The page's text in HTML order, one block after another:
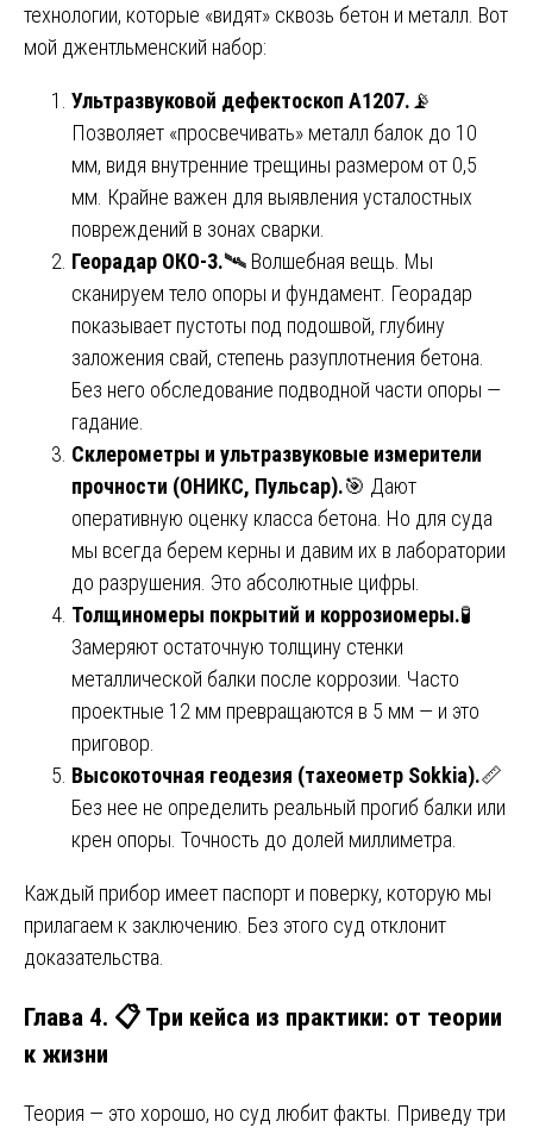
технологии, которые «видят» сквозь бетон и металл. Вот
мой джентльменский набор:
Ультразвуковой дефектоскоп A1207. 📡
Позволяет «просвечивать» металл балок до 10
мм, видя внутренние трещины размером от 0,5
мм. Крайне важен для выявления усталостных
повреждений в зонах сварки.
Георадар ОКО-3.🛰️ Волшебная вещь. Мы
сканируем тело опоры и фундамент. Георадар
показывает пустоты под подошвой, глубину
заложения свай, степень разуплотнения бетона.
Без него обследование подводной части опоры —
гадание.
Склерометры и ультразвуковые измерители
прочности (ОНИКС, Пульсар).🎯 Дают
оперативную оценку класса бетона. Но для суда
мы всегда берем керны и давим их в лаборатории
до разрушения. Это абсолютные цифры.
Толщиномеры покрытий и коррозиомеры.🧪
Замеряют остаточную толщину стенки
металлической балки после коррозии. Часто
проектные 12 мм превращаются в 5 мм — и это
приговор.
Высокоточная геодезия (тахеометр Sokkia).📏
Без нее не определить реальный прогиб балки или
крен опоры. Точность до долей миллиметра.
Каждый прибор имеет паспорт и поверку, которую мы
прилагаем к заключению. Без этого суд отклонит
доказательства.
Глава 4. 📋 Три кейса из практики: от теории
к жизни
Теория — это хорошо, но суд любит факты. Приведу три